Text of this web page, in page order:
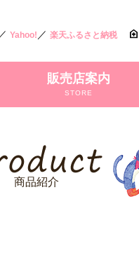
Yahoo! ／ 楽天ふるさと納税
販売店案内
STORE
商品紹介